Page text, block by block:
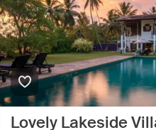
Lovely Lakeside